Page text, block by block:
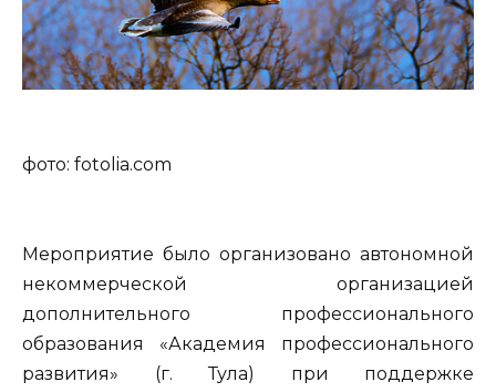
фото: fotolia.com
Мероприятие было организовано автономной
некоммерческой организацией
дополнительного профессионального
образования «Академия профессионального
развития» (г. Тула) при поддержке